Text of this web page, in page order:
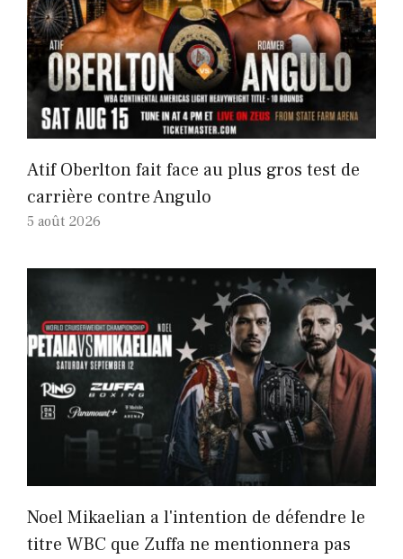
Atif Oberlton fait face au plus gros test de
carrière contre Angulo
5 août 2026
Noel Mikaelian a l'intention de défendre le
titre WBC que Zuffa ne mentionnera pas